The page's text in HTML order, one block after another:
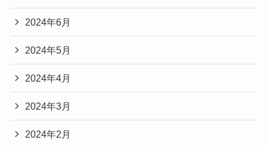
2024年6月
2024年5月
2024年4月
2024年3月
2024年2月